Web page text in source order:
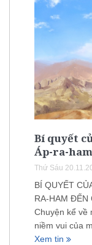
Bí quyết
Áp-ra-
Thứ Sáu
BÍ QUYẾT
RA-HAM ĐẾN
Chuyện kể về
niềm vui của
Xem tin